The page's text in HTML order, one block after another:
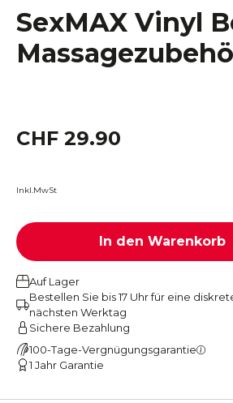
SexMAX Vinyl
CHF 29.90
Inkl.MwSt
In den Warenkorb
Auf Lager
Bestellen Sie bis 17 Uhr für eine
nächsten Werktag
Sichere Bezahlung
100-Tage-Vergnügungsgarantie
1 Jahr Garantie